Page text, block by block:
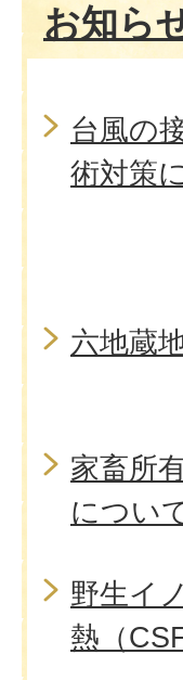
お知ら
台風の
術対策
六地蔵
家畜所
につい
野生イ
熱（